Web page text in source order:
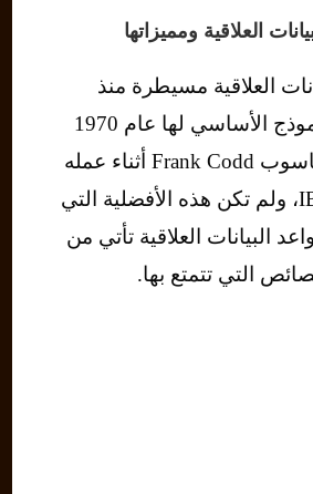
العلاقية ومميزاتها
العلاقية مسيطرة منذ
بدايات ظهور النموذج الأساسي لها عام 1970
على يد عالم الحاسوب Frank Codd أثناء عمله
لصالح شركة IBM، ولم تكن هذه الأفضلية التي
البيانات العلاقية تأتي من
التي تتمتع بها.